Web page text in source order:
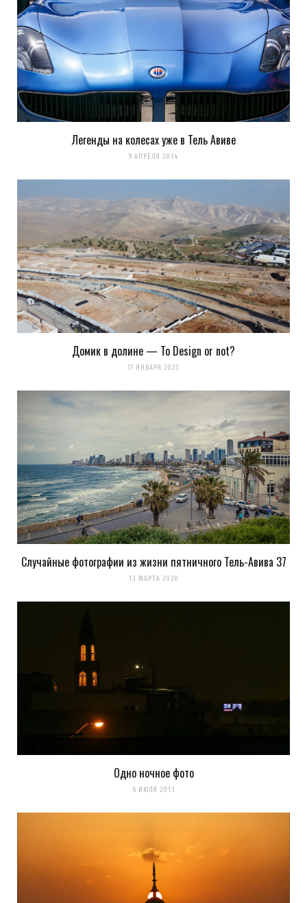
Легенды на колесах уже в Тель Авиве
9 АПРЕЛЯ 2014
Домик в долине — To Design or not?
17 ЯНВАРЯ 2023
Случайные фотографии из жизни пятничного Тель-Авива 37
13 МАРТА 2020
Одно ночное фото
6 ИЮЛЯ 2013